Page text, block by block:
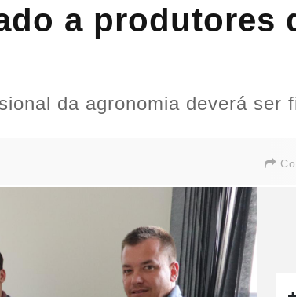
a produtores
da agronomia deverá ser